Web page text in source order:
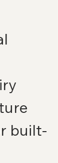
built-